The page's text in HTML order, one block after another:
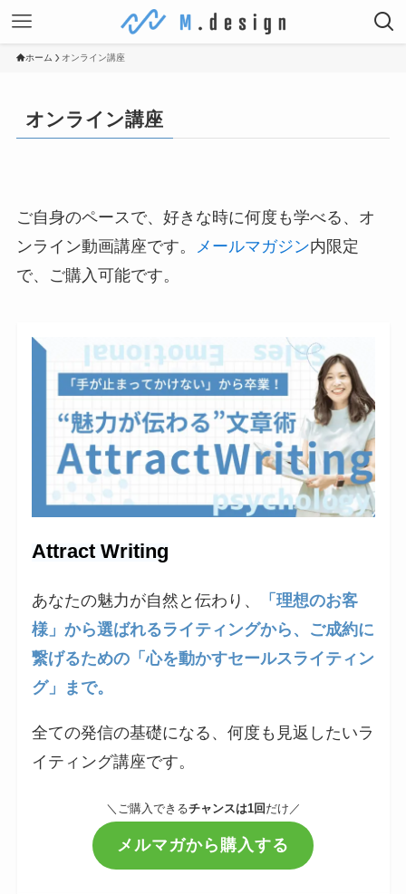
ホーム オンライン講座
オンライン講座
ご自身のペースで、好きな時に何度も学べる、オ
ンライン動画講座です。
メールマガジン内限定
で、ご購入可能です。
Attract Writing
あなたの魅力が自然と伝わり、
「理想のお客
様」から選ばれるライティングから、ご成約に
繋げるための「心を動かすセールスライティン
グ」まで。
全ての発信の基礎になる、何度も見返したいラ
イティング講座です。
＼ご購入できるチャンスは1回 だけ／
メルマガから購入する